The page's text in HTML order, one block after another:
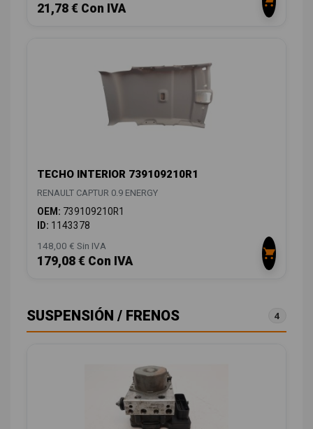
21,78 € Con IVA
TECHO INTERIOR 739109210R1
RENAULT CAPTUR 0.9 ENERGY
OEM: 739109210R1
ID: 1143378
148,00 € Sin IVA
179,08 € Con IVA
SUSPENSIÓN / FRENOS 4